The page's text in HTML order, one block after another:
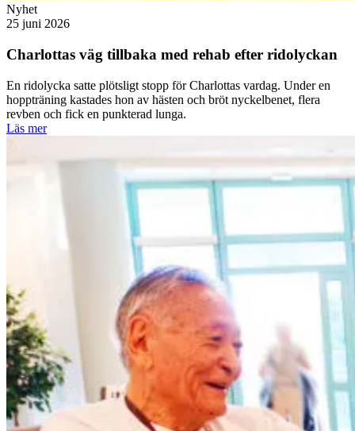
Nyhet
25 juni 2026
Charlottas väg tillbaka med rehab efter ridolyckan
En ridolycka satte plötsligt stopp för Charlottas vardag. Under en
hoppträning kastades hon av hästen och bröt nyckelbenet, flera
revben och fick en punkterad lunga.
Läs mer